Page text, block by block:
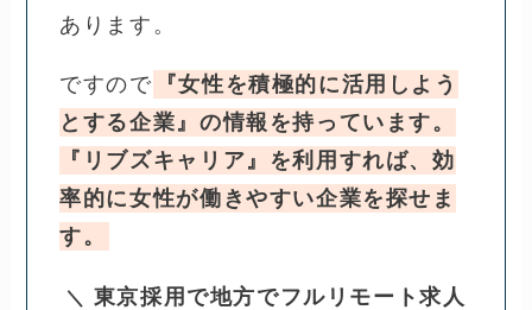
あります。
ですので
『女性を積極的に活用しよう
とする企業』の情報を持っています。
『リブズキャリア』を利用すれば、効
率的に女性が働きやすい企業を探せま
す。
＼ 東京採用で地方でフルリモート求人